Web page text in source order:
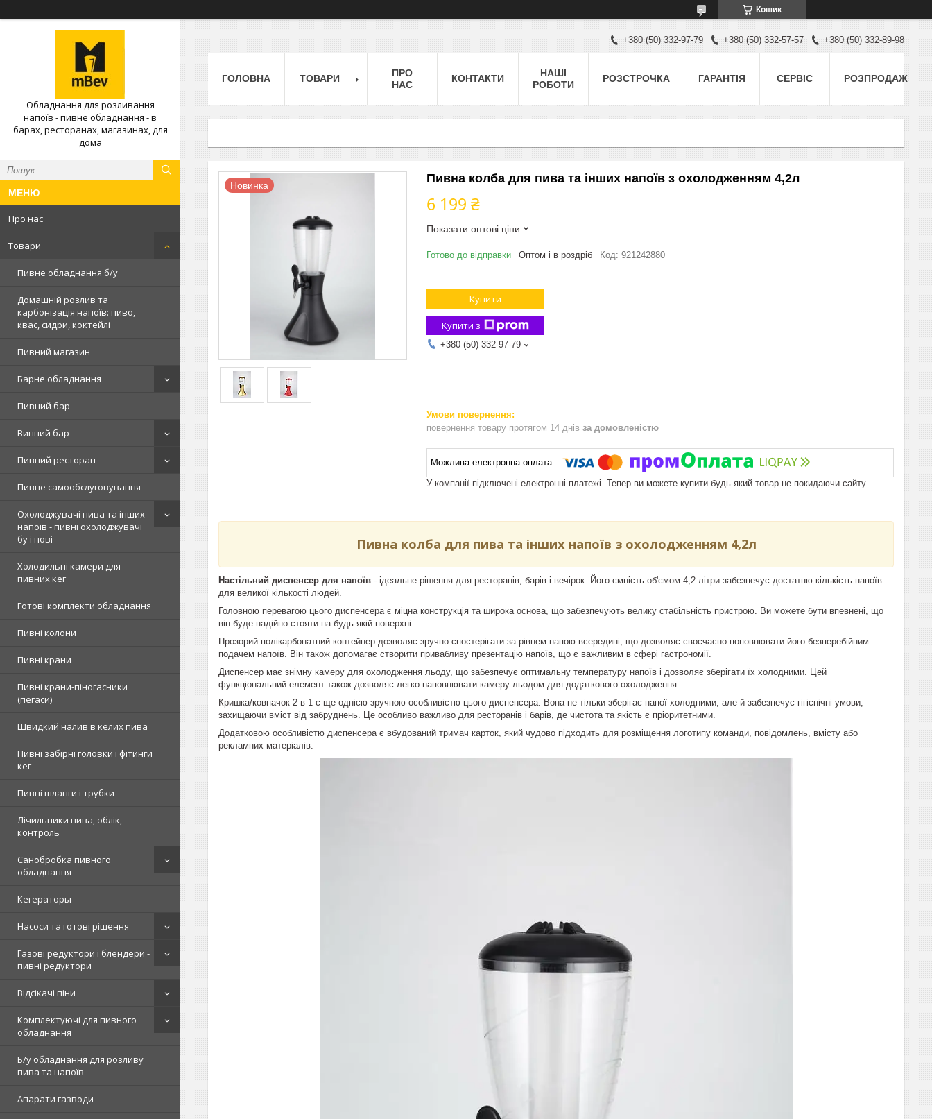
Кошик
Обладнання для розливання
напоїв - пивне обладнання - в
барах, ресторанах, магазинах, для
дома
Про нас
Товари
Пивне обладнання б/у
Домашній розлив та
карбонізація напоїв: пиво,
квас, сидри, коктейлі
Пивний магазин
Барне обладнання
Пивний бар
Винний бар
Пивний ресторан
Пивне самообслуговування
Охолоджувачі пива та інших
напоїв - пивні охолоджувачі
бу і нові
Холодильні камери для
пивних кег
Готові комплекти обладнання
Пивні колони
Пивні крани
Пивні крани-піногасники
(пегаси)
Швидкий налив в келих пива
Пивні забірні головки і фітинги
кег
Пивні шланги і трубки
Лічильники пива, облік,
контроль
Санобробка пивного
обладнання
Кегераторы
Насоси та готові рішення
Газові редуктори і блендери -
пивні редуктори
Відсікачі піни
Комплектуючі для пивного
обладнання
Б/у обладнання для розливу
пива та напоїв
Апарати газводи
+380 (50) 332-97-79 +380 (50) 332-57-57 +380 (50) 332-89-98
ГОЛОВНА ТОВАРИ
ПРО
НАС
КОНТАКТИ
НАШІ
РОБОТИ
РОЗСТРОЧКА ГАРАНТІЯ СЕРВІС РОЗПРОДАЖ
Новинка Пивна колба для пива та інших напоїв з охолодженням 4,2л
6 199 ₴
Показати оптові ціни
Готово до відправки Оптом і в роздріб Код: 921242880
Купити
Купити з
+380 (50) 332-97-79
повернення товару протягом 14 днів за домовленістю
У компанії підключені електронні платежі. Тепер ви можете купити будь-який товар не покидаючи сайту.
Пивна колба для пива та інших напоїв з охолодженням 4,2л
Настільний диспенсер для напоїв - ідеальне рішення для ресторанів, барів і вечірок. Його ємність об'ємом 4,2 літри забезпечує достатню кількість напоїв
для великої кількості людей.
Головною перевагою цього диспенсера є міцна конструкція та широка основа, що забезпечують велику стабільність пристрою. Ви можете бути впевнені, що
він буде надійно стояти на будь-якій поверхні.
Прозорий полікарбонатний контейнер дозволяє зручно спостерігати за рівнем напою всередині, що дозволяє своєчасно поповнювати його безперебійним
подачем напоїв. Він також допомагає створити привабливу презентацію напоїв, що є важливим в сфері гастрономії.
Диспенсер має знімну камеру для охолодження льоду, що забезпечує оптимальну температуру напоїв і дозволяє зберігати їх холодними. Цей
функціональний елемент також дозволяє легко наповнювати камеру льодом для додаткового охолодження.
Кришка/ковпачок 2 в 1 є ще однією зручною особливістю цього диспенсера. Вона не тільки зберігає напої холодними, але й забезпечує гігієнічні умови,
захищаючи вміст від забруднень. Це особливо важливо для ресторанів і барів, де чистота та якість є пріоритетними.
Додатковою особливістю диспенсера є вбудований тримач карток, який чудово підходить для розміщення логотипу команди, повідомлень, вмісту або
рекламних матеріалів.